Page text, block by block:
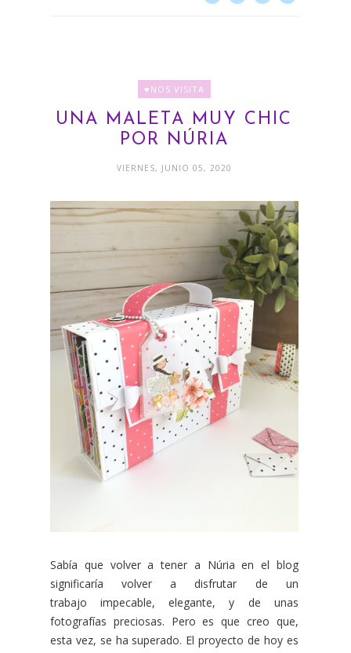
♥NOS VISITA
UNA MALETA MUY CHIC
POR NÚRIA
VIERNES, JUNIO 05, 2020
Sabía que volver a tener a Núria en el blog
significaría volver a disfrutar de un
trabajo impecable, elegante, y de unas
fotografías preciosas. Pero es que creo que,
esta vez, se ha superado. El proyecto de hoy es